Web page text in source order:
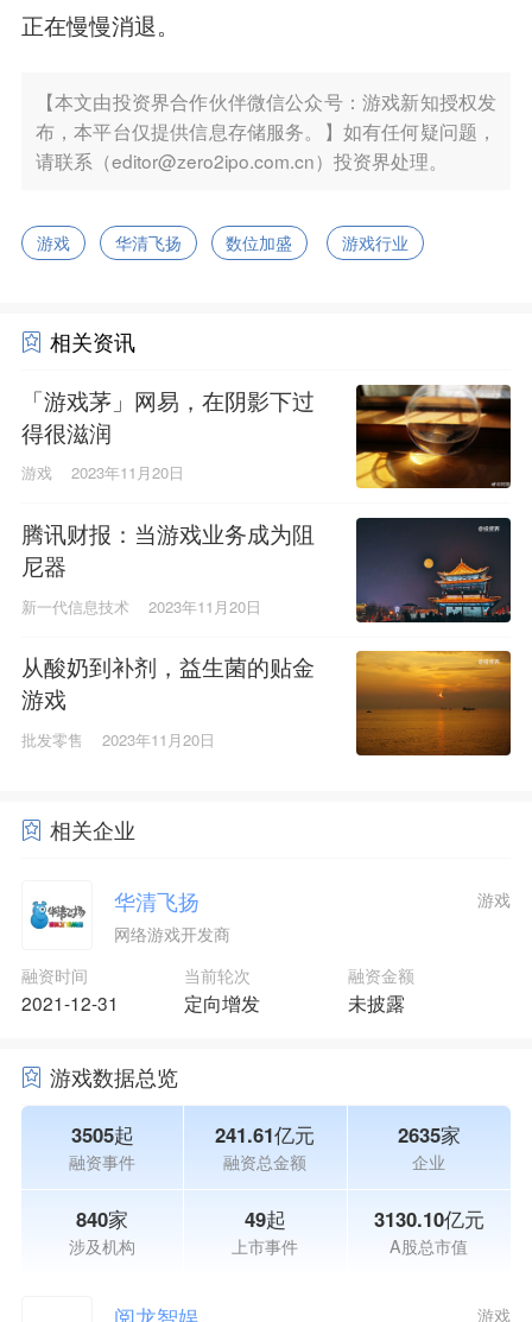
正在慢慢消退。
【本文由投资界合作伙伴微信公众号：游戏新知授权发
布，本平台仅提供信息存储服务。】如有任何疑问题，
请联系（editor@zero2ipo.com.cn）投资界处理。
游戏 华清飞扬 数位加盛 游戏行业
相关资讯
「游戏茅」网易，在阴影下过
得很滋润
游戏 2023年11月20日
腾讯财报：当游戏业务成为阻
尼器
新一代信息技术 2023年11月20日
从酸奶到补剂，益生菌的贴金
游戏
批发零售 2023年11月20日
相关企业
华清飞扬
网络游戏开发商
游戏
融资时间
2021-12-31
当前轮次
定向增发
融资金额
未披露
游戏数据总览
3505起
融资事件
241.61亿元
融资总金额
2635家
企业
840家
涉及机构
49起
上市事件
3130.10亿元
A股总市值
游戏